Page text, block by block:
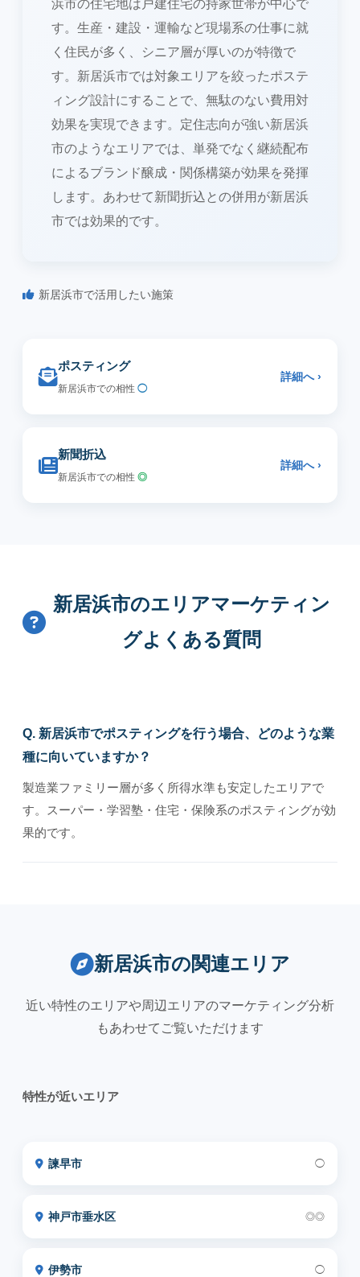
浜市の住宅地は戸建住宅の持家世帯が中心で
す。生産・建設・運輸など現場系の仕事に就
く住民が多く、シニア層が厚いのが特徴で
す。新居浜市では対象エリアを絞ったポステ
ィング設計にすることで、無駄のない費用対
効果を実現できます。定住志向が強い新居浜
市のようなエリアでは、単発でなく継続配布
によるブランド醸成・関係構築が効果を発揮
します。あわせて新聞折込との併用が新居浜
市では効果的です。
新居浜市で活用したい施策
ポスティング
新居浜市での相性 ◯
詳細へ ›
新聞折込
新居浜市での相性 ◎
詳細へ ›
新居浜市のエリアマーケティン
グよくある質問
Q. 新居浜市でポスティングを行う場合、どのような業
種に向いていますか？
製造業ファミリー層が多く所得水準も安定したエリアで
す。スーパー・学習塾・住宅・保険系のポスティングが効
果的です。
新居浜市の関連エリア
近い特性のエリアや周辺エリアのマーケティング分析
もあわせてご覧いただけます
特性が近いエリア
諫早市 ◯
神戸市垂水区 ◎◎
伊勢市 ◯